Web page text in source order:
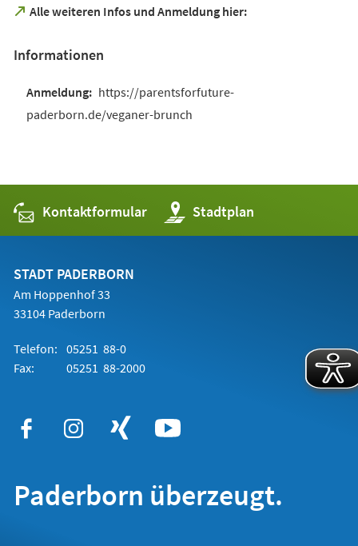
Alle weiteren Infos und Anmeldung hier:
(Öffnet
neuen
Informationen
https://parentsforfuture-
paderborn.de/veganer-brunch
Kontaktformular Stadtplan
(Öffnet
in
einem
STADT PADERBORN
Am Hoppenhof 33
33104 Paderborn
Telefon: 05251 88-0
Fax:
05251 88-2000
Paderborn überzeugt.